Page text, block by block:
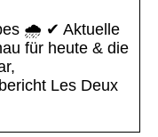
🌧️ ✔ Aktuelle
für heute & die
Les Deux